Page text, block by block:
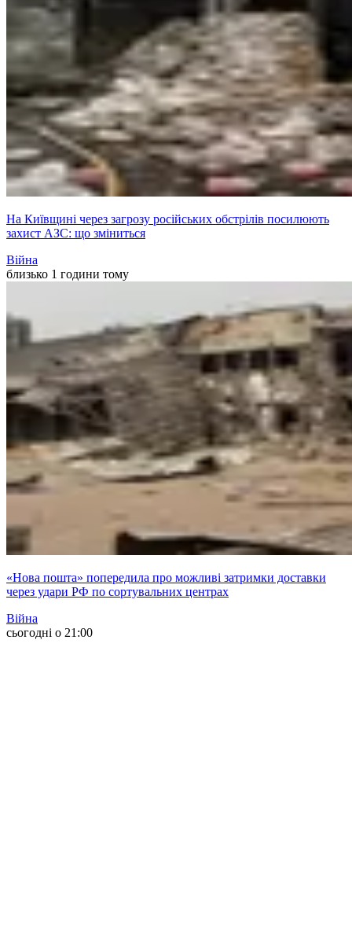
На Київщині через загрозу російських обстрілів посилюють
захист АЗС: що зміниться
Війна
близько 1 години тому
«Нова пошта» попередила про можливі затримки доставки
через удари РФ по сортувальних центрах
Війна
сьогодні о 21:00